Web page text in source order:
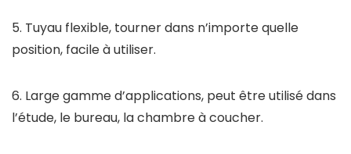
5. Tuyau flexible, tourner dans n’importe quelle
position, facile à utiliser.
6. Large gamme d’applications, peut être utilisé dans
l’étude, le bureau, la chambre à coucher.